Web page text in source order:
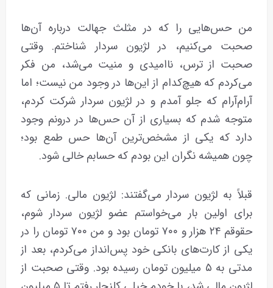
من حس‌هایی را که در مثلث جهالت درباره آن‌ها
صحبت می‌کنیم، در لژیون سردار شناختم. وقتی
صحبت از ترس، ناامیدی و منیت می‌شد، من فکر
می‌کردم که هیچ‌کدام از این‌ها در وجود من نیست؛ اما
آرام‌آرام که جلو آمدم و در لژیون سردار شرکت کردم،
متوجه شدم که بسیاری از آن حس‌ها در درونم وجود
دارد که یکی از مشخص‌ترین آن‌ها حس طمع بود؛
چون همیشه نگران این بودم که حسابم خالی شود.
قبلاً به لژیون سردار می‌گفتند: لژیون مالی. زمانی که
برای اولین بار می‌خواستم عضو لژیون سردار شوم،
حقوقم ۲۴ هزار و ۷۰۰ تومان بود و من ۷۰۰ تومان را در
یکی از کارت‌های بانکی خود پس‌انداز می‌کردم، بعد از
مدتی به ۵ میلیون تومان رسیده بود. وقتی صحبت از